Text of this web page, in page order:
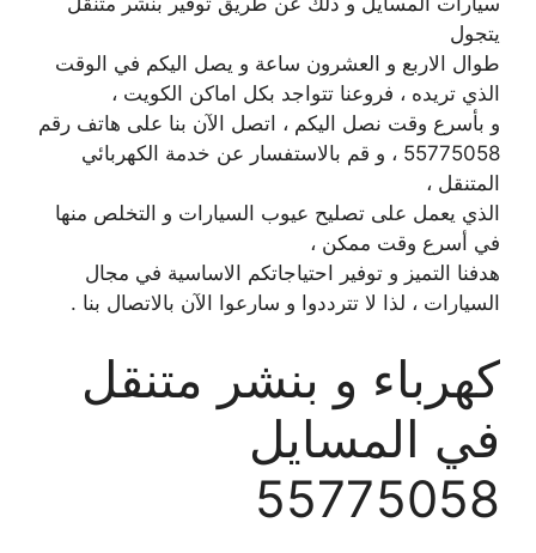
يتجول
طوال الاربع و العشرون ساعة و يصل اليكم في الوقت
الذي تريده ، فروعنا تتواجد بكل اماكن الكويت ،
و بأسرع وقت نصل اليكم ، اتصل الآن بنا على هاتف رقم
55775058 ، و قم بالاستفسار عن خدمة الكهربائي
المتنقل ،
الذي يعمل على تصليح عيوب السيارات و التخلص منها
في أسرع وقت ممكن ،
هدفنا التميز و توفير احتياجاتكم الاساسية في مجال
السيارات ، لذا لا تترددوا و سارعوا الآن بالاتصال بنا .
كهرباء و بنشر متنقل
في المسايل
55775058